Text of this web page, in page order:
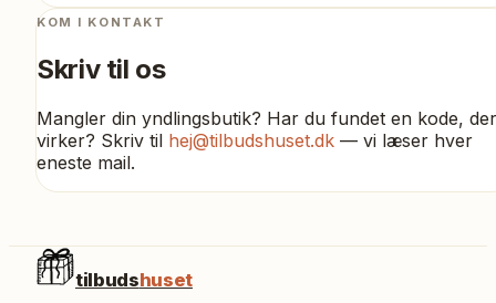
KOM I KONTAKT
Skriv til os
Mangler din yndlingsbutik? Har du fundet en kode, der
virker? Skriv til hej@tilbudshuset.dk — vi læser hver
eneste mail.
tilbudshuset